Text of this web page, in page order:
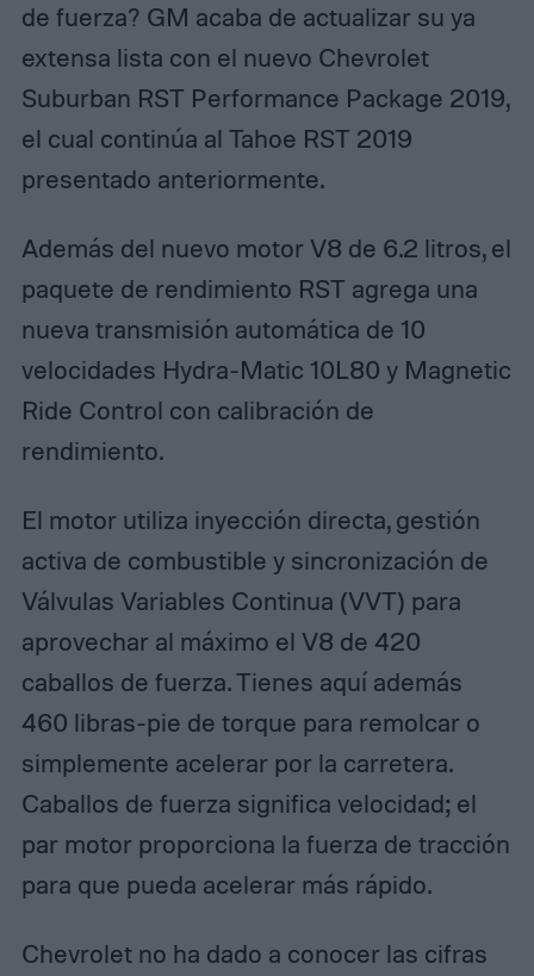
de fuerza? GM acaba de actualizar su ya
extensa lista con el nuevo Chevrolet
Suburban RST Performance Package 2019,
el cual continúa al Tahoe RST 2019
presentado anteriormente.
Además del nuevo motor V8 de 6.2 litros, el
paquete de rendimiento RST agrega una
nueva transmisión automática de 10
velocidades Hydra-Matic 10L80 y Magnetic
Ride Control con calibración de
rendimiento.
El motor utiliza inyección directa, gestión
activa de combustible y sincronización de
Válvulas Variables Continua (VVT) para
aprovechar al máximo el V8 de 420
caballos de fuerza. Tienes aquí además
460 libras-pie de torque para remolcar o
simplemente acelerar por la carretera.
Caballos de fuerza significa velocidad; el
par motor proporciona la fuerza de tracción
para que pueda acelerar más rápido.
Chevrolet no ha dado a conocer las cifras